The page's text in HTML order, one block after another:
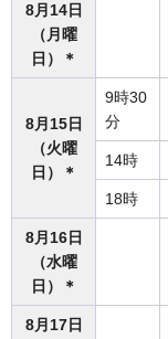
8月14日
（月曜
日）＊
8月15日
（火曜
日）＊
9時30
分
14時
18時
8月16日
（水曜
日）＊
8月17日